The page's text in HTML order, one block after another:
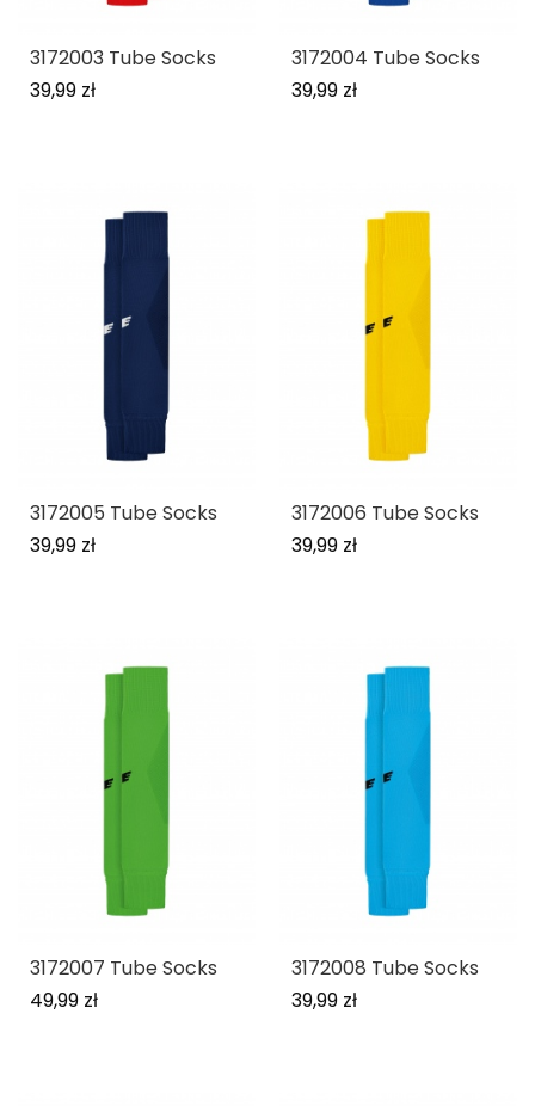
3172003 Tube Socks
39,99 zł
3172004 Tube Socks
39,99 zł
3172005 Tube Socks
39,99 zł
3172006 Tube Socks
39,99 zł
3172007 Tube Socks
49,99 zł
3172008 Tube Socks
39,99 zł